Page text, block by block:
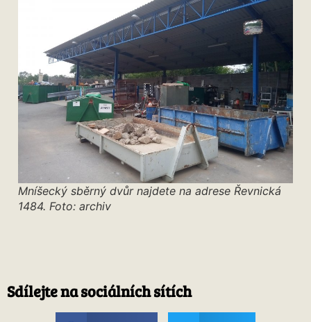
Mníšecký sběrný dvůr najdete na adrese Řevnická
1484. Foto: archiv
Sdílejte na sociálních sítích